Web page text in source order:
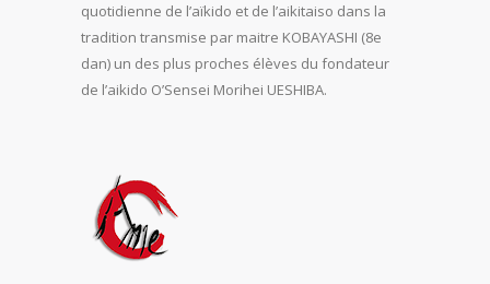
quotidienne de l’aïkido et de l’aikitaiso dans la
tradition transmise par maitre KOBAYASHI (8e
dan) un des plus proches élèves du fondateur
de l’aikido O’Sensei Morihei UESHIBA.